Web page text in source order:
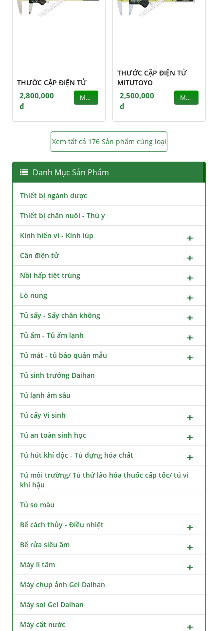
THƯỚC CẶP ĐIỆN TỬ
2,800,000
đ
MUA
THƯỚC CẶP ĐIỆN TỬ
MITUTOYO
2,500,000
đ
MUA
Xem tất cả 176 Sản phẩm cùng loại
Danh Mục Sản Phẩm
Thiết bị ngành dược
Thiết bị chăn nuôi - Thú y
Kính hiển vi - Kính lúp
Cân điện tử
Nồi hấp tiệt trùng
Lò nung
Tủ sấy - Sấy chân không
Tủ ấm - Tủ ấm lạnh
Tủ mát - tủ bảo quản mẫu
Tủ sinh trưởng Daihan
Tủ lạnh âm sâu
Tủ cấy Vi sinh
Tủ an toàn sinh học
Tủ hút khí độc - Tủ đựng hóa chất
Tủ môi trường/ Tủ thử lão hóa thuốc cấp tốc/ tủ vi
khí hậu
Tủ so màu
Bể cách thủy - Điều nhiệt
Bể rửa siêu âm
Máy li tâm
Máy chụp ảnh Gel Daihan
Máy soi Gel Daihan
Máy cất nước